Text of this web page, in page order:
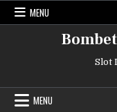
Skip
MENU
Slot
MENU